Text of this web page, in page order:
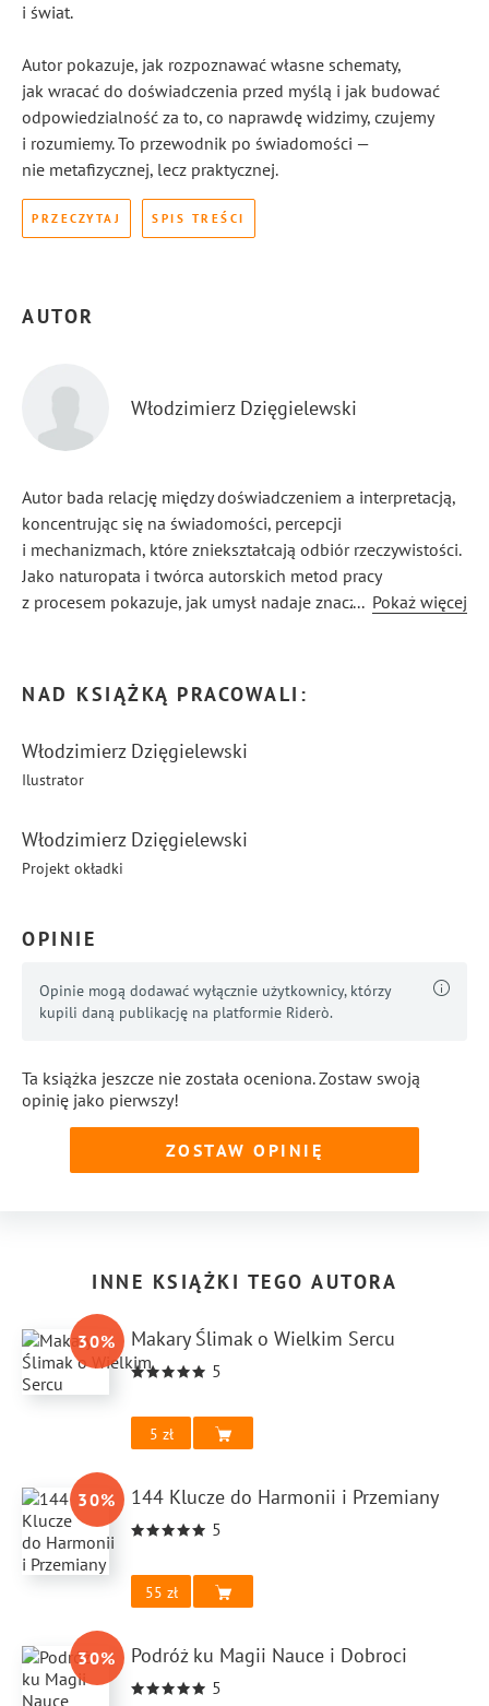
i świat.
Autor pokazuje, jak rozpoznawać własne schematy,
jak wracać do doświadczenia przed myślą i jak budować
odpowiedzialność za to, co naprawdę widzimy, czujemy
i rozumiemy. To przewodnik po świadomości —
nie metafizycznej, lecz praktycznej.
PRZECZYTAJ SPIS TREŚCI
AUTOR
Włodzimierz Dzięgielewski
Autor bada relację między doświadczeniem a interpretacją,
koncentrując się na świadomości, percepcji
i mechanizmach, które zniekształcają odbiór rzeczywistości.
Jako naturopata i twórca autorskich metod pracy
z procesem pokazuje, jak umysł nadaje znaczenie temu,
z ludźmi i obserwacji procesów wewnętrznych.
... Pokaż więcej
NAD KSIĄŻKĄ PRACOWALI:
Włodzimierz Dzięgielewski
Ilustrator
Włodzimierz Dzięgielewski
Projekt okładki
OPINIE
Opinie mogą dodawać wyłącznie użytkownicy, którzy
kupili daną publikację na platformie Riderò.
Ta książka jeszcze nie została oceniona. Zostaw swoją
opinię jako pierwszy!
ZOSTAW OPINIĘ
INNE KSIĄŻKI TEGO AUTORA
30% Makary Ślimak o Wielkim Sercu
5
5
30% 144 Klucze do Harmonii i Przemiany
5
55
30% Podróż ku Magii Nauce i Dobroci
5